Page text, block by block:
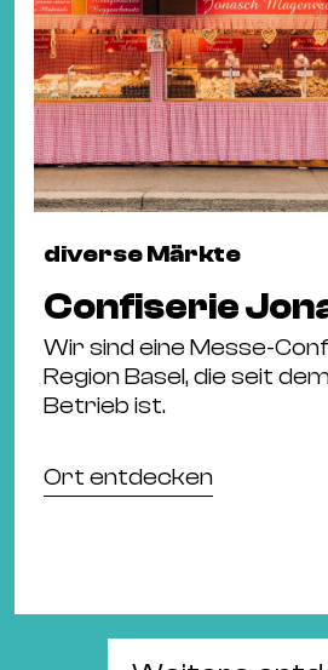
diverse Märkte
Confiserie
Wir sind eine Messe-
Region Basel, die seit
Betrieb ist.
Ort entdecken